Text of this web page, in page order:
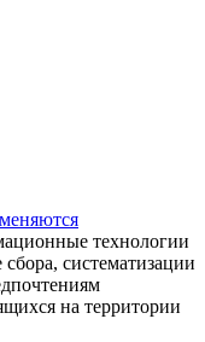
технологии
систематизации
на территории